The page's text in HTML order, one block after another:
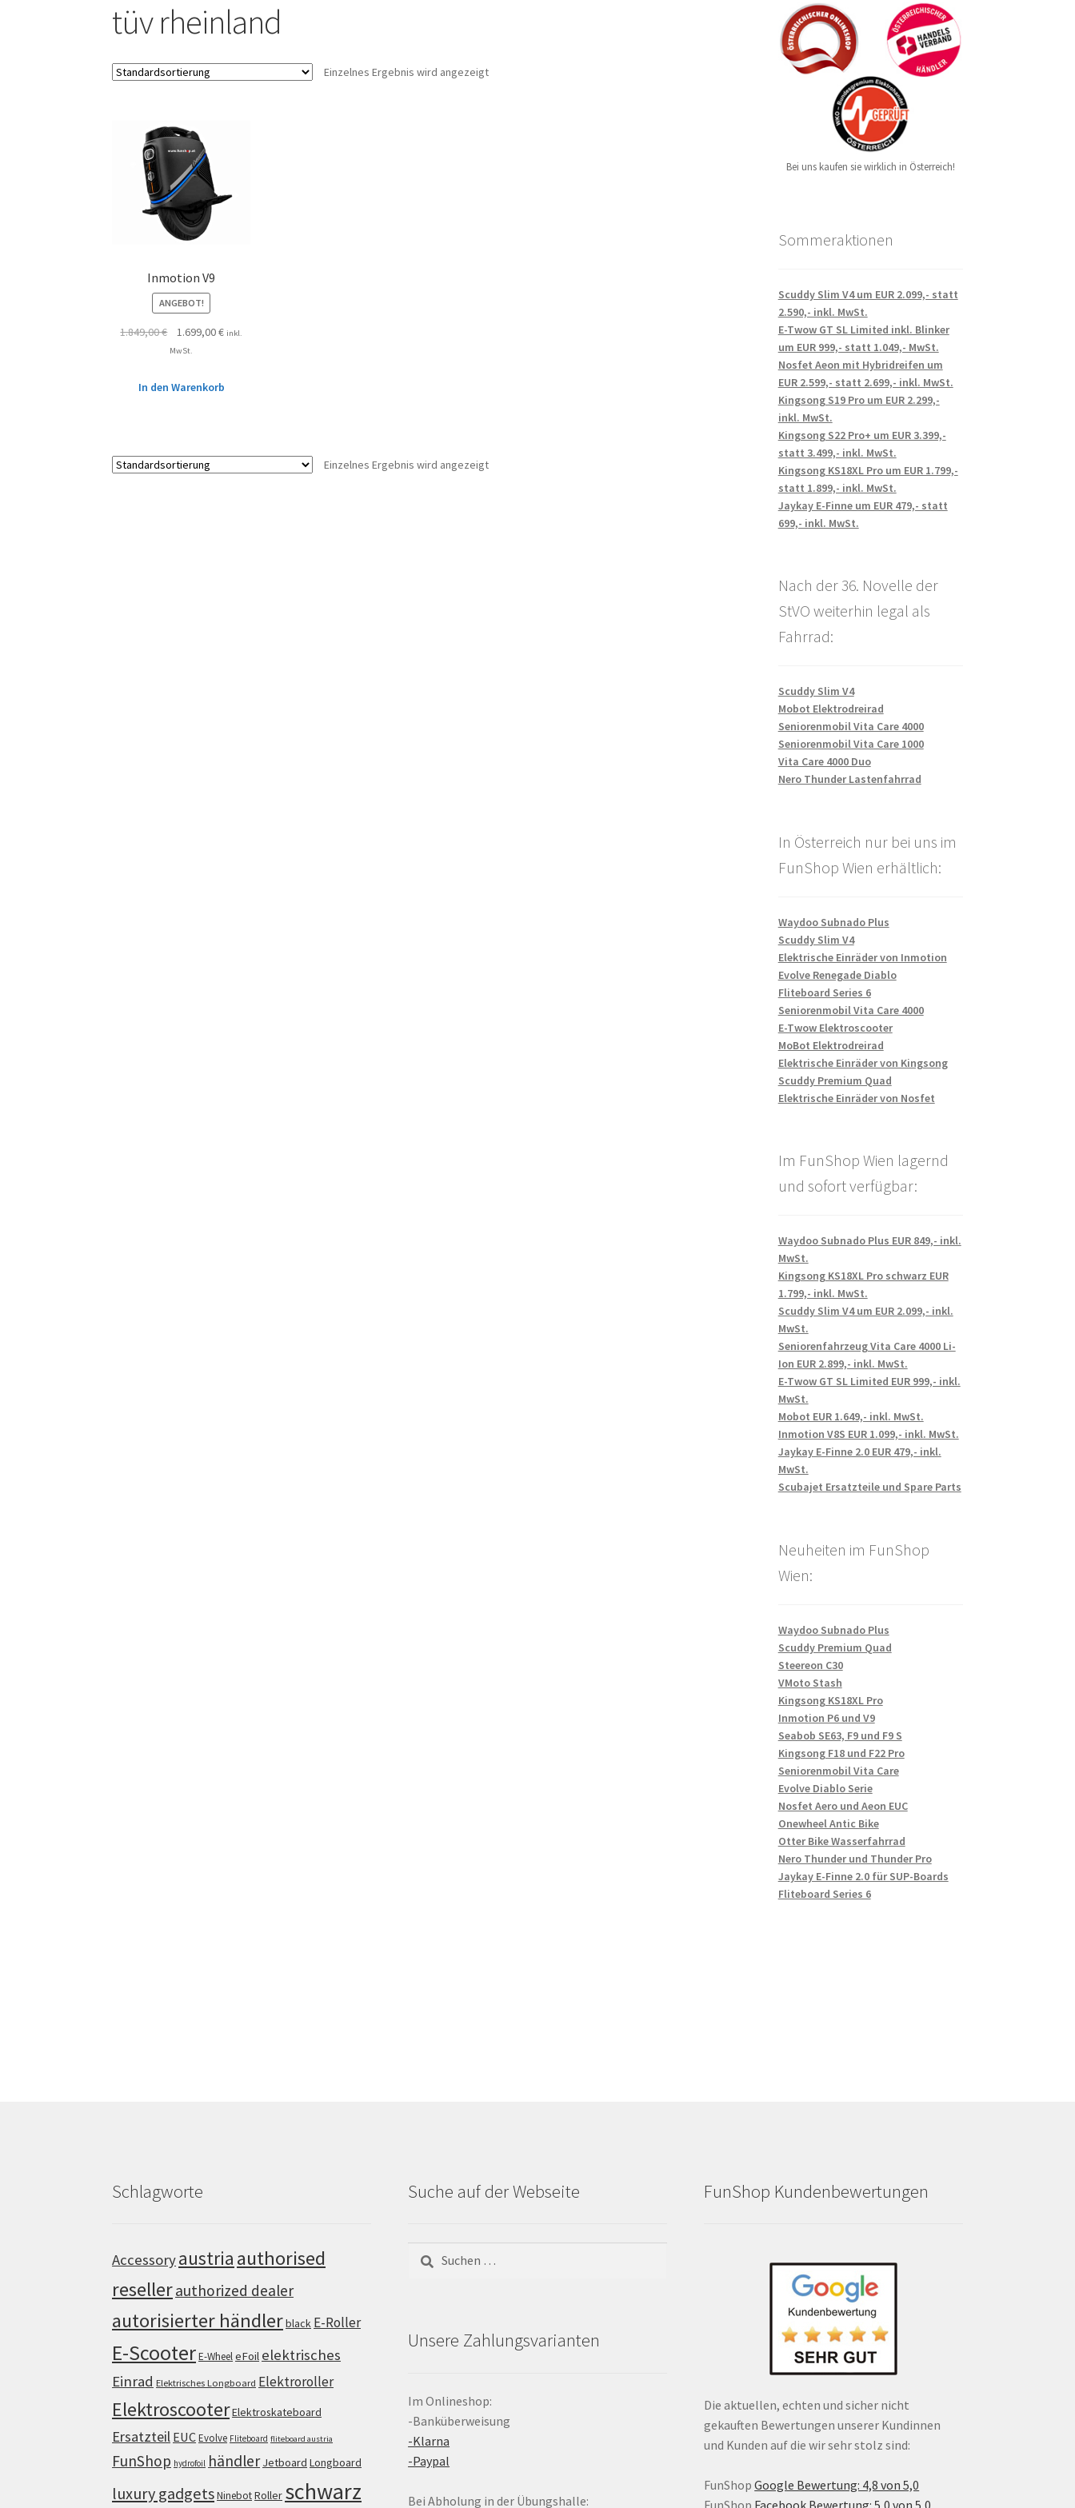
tüv rheinland
Einzelnes Ergebnis wird angezeigt
Inmotion V9
ANGEBOT!
1.849,00€ 1.699,00€ inkl.
MwSt.
In den Warenkorb
Einzelnes Ergebnis wird angezeigt
Bei uns kaufen sie wirklich in Österreich!
Sommeraktionen
Scuddy Slim V4 um EUR 2.099,- statt
2.590,- inkl. MwSt.
E-Twow GT SL Limited inkl. Blinker
um EUR 999,- statt 1.049,- MwSt.
Nosfet Aeon mit Hybridreifen um
EUR 2.599,- statt 2.699,- inkl. MwSt.
Kingsong S19 Pro um EUR 2.299,-
inkl. MwSt.
Kingsong S22 Pro+ um EUR 3.399,-
statt 3.499,- inkl. MwSt.
Kingsong KS18XL Pro um EUR 1.799,-
statt 1.899,- inkl. MwSt.
Jaykay E-Finne um EUR 479,- statt
699,- inkl. MwSt.
Nach der 36. Novelle der
StVO weiterhin legal als
Fahrrad:
Scuddy Slim V4
Mobot Elektrodreirad
Seniorenmobil Vita Care 4000
Seniorenmobil Vita Care 1000
Vita Care 4000 Duo
Nero Thunder Lastenfahrrad
In Österreich nur bei uns im
FunShop Wien erhältlich:
Waydoo Subnado Plus
Scuddy Slim V4
Elektrische Einräder von Inmotion
Evolve Renegade Diablo
Fliteboard Series 6
Seniorenmobil Vita Care 4000
E-Twow Elektroscooter
MoBot Elektrodreirad
Elektrische Einräder von Kingsong
Scuddy Premium Quad
Elektrische Einräder von Nosfet
Im FunShop Wien lagernd
und sofort verfügbar:
Waydoo Subnado Plus EUR 849,- inkl.
MwSt.
Kingsong KS18XL Pro schwarz EUR
1.799,- inkl. MwSt.
Scuddy Slim V4 um EUR 2.099,- inkl.
MwSt.
Seniorenfahrzeug Vita Care 4000 Li-
Ion EUR 2.899,- inkl. MwSt.
E-Twow GT SL Limited EUR 999,- inkl.
MwSt.
Mobot EUR 1.649,- inkl. MwSt.
Inmotion V8S EUR 1.099,- inkl. MwSt.
Jaykay E-Finne 2.0 EUR 479,- inkl.
MwSt.
Scubajet Ersatzteile und Spare Parts
Neuheiten im FunShop
Wien:
Waydoo Subnado Plus
Scuddy Premium Quad
Steereon C30
VMoto Stash
Kingsong KS18XL Pro
Inmotion P6 und V9
Seabob SE63, F9 und F9 S
Kingsong F18 und F22 Pro
Seniorenmobil Vita Care
Evolve Diablo Serie
Nosfet Aero und Aeon EUC
Onewheel Antic Bike
Otter Bike Wasserfahrrad
Nero Thunder und Thunder Pro
Jaykay E-Finne 2.0 für SUP-Boards
Fliteboard Series 6
Schlagworte
Accessoryaustria authorised
resellerauthorized dealer
autorisierter händlerblack E-Roller
E-ScooterE-WheeleFoil elektrisches
Einrad Elektrisches Longboard Elektroroller
ElektroscooterElektroskateboard
Ersatzteil EUCEvolve Fliteboard fliteboard austria
FunShop hydrofoil händler Jetboard Longboard
luxury gadgetsNinebotRoller schwarz
Suche auf der Webseite
nach:
Unsere Zahlungsvarianten
Im Onlineshop:
-Banküberweisung
-Klarna
-Paypal
Bei Abholung in der Übungshalle:
FunShop Kundenbewertungen
Die aktuellen, echten und sicher nicht
gekauften Bewertungen unserer Kundinnen
und Kunden auf die wir sehr stolz sind:
FunShop Google Bewertung: 4,8 von 5,0
FunShop Facebook Bewertung: 5,0 von 5,0